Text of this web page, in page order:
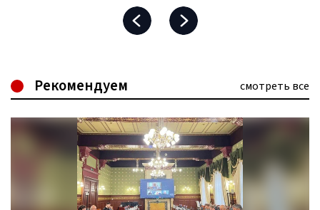
Рекомендуем смотреть все